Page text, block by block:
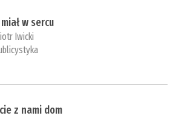
w sercu
Iwicki
z nami dom